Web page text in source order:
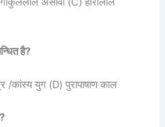
है?
/कांस्य युग (D) पुरापाषाण काल